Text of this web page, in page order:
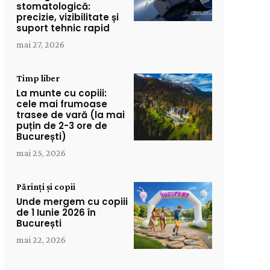
stomatologică:
precizie, vizibilitate și
suport tehnic rapid
mai 27, 2026
Timp liber
La munte cu copiii:
cele mai frumoase
trasee de vară (la mai
puțin de 2-3 ore de
București)
mai 25, 2026
Părinți și copii
Unde mergem cu copiii
de 1 Iunie 2026 în
București
mai 22, 2026